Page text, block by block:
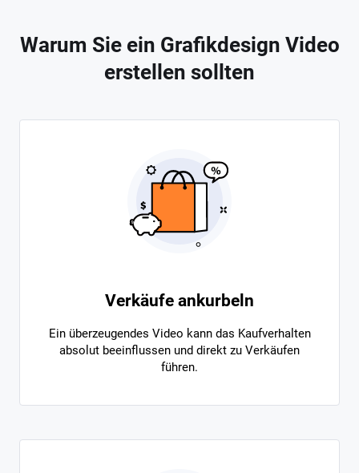
Warum Sie ein Grafikdesign Video
erstellen sollten
Verkäufe ankurbeln
Ein überzeugendes Video kann das Kaufverhalten
absolut beeinflussen und direkt zu Verkäufen
führen.